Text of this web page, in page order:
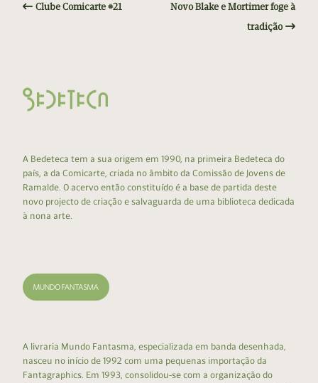
Clube Comicarte #21
Novo Blake e Mortimer foge à
tradição
A Bedeteca tem a sua origem em 1990, na primeira Bedeteca do
país, a da Comicarte, criada no âmbito da Comissão de Jovens de
Ramalde. O acervo então constituído é a base de partida deste
novo projecto de criação e salvaguarda de uma biblioteca dedicada
à nona arte.
A livraria Mundo Fantasma, especializada em banda desenhada,
nasceu no início de 1992 com uma pequenas importação da
Fantagraphics. Em 1993, consolidou-se com a organização do